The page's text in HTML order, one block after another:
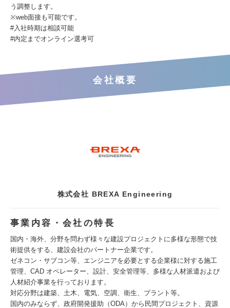
う調整します。
※web面接も可能です。
#入社時期は相談可能
#内定までオンライン選考可
会社概要
株式会社 BREXA Engineering
事業内容・会社の特長
国内・海外、分野を問わず様々な建設プロジェクトに多様な形態で技
術提供をする、建設会社のパートナー企業です。
ゼネコン・サブコン等、エンジニアを必要とする企業様に対する施工
管理、CAD オペレーター、設計、安全管理等、多様な人材派遣および
人材紹介事業を行っております。
対応分野は建築、土木、電気、空調、衛生、プラント等。
国内のみならず、政府開発援助（ODA）から民間プロジェクト、資源